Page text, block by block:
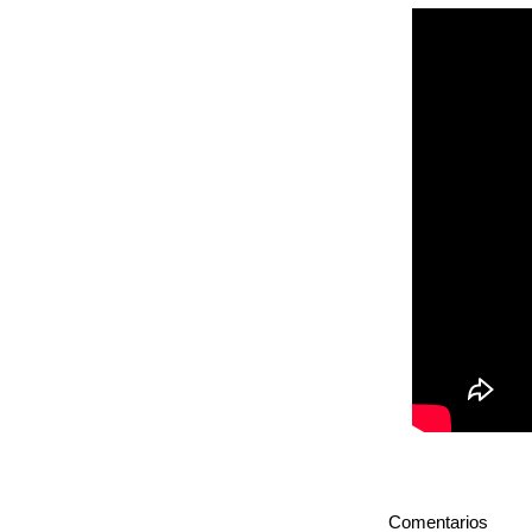
Comentarios